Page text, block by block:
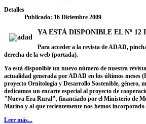
Detalles
Publicado: 16 Diciembre 2009
YA ESTÁ DISPONIBLE EL Nº 12
Para acceder a la revista de ADAD,
derecha de la web (portada).
Ya está disponible un nuevo número de nuestra
actualidad generada por ADAD en los últimos meses
proyecto Ornitología y Desarrollo Sostenible, género,
dedicamos un encarte especial al proyecto de
"Nueva Era Rural", financiado por el Ministerio de
Marino y al que recientemente nos hemos
Leer más...